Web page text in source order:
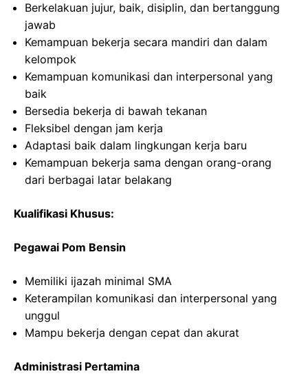
Berkelakuan jujur, baik, disiplin, dan bertanggung
jawab
Kemampuan bekerja secara mandiri dan dalam
kelompok
Kemampuan komunikasi dan interpersonal yang
baik
Bersedia bekerja di bawah tekanan
Fleksibel dengan jam kerja
Adaptasi baik dalam lingkungan kerja baru
Kemampuan bekerja sama dengan orang-orang
dari berbagai latar belakang
Kualifikasi Khusus:
Pegawai Pom Bensin
Memiliki ijazah minimal SMA
Keterampilan komunikasi dan interpersonal yang
unggul
Mampu bekerja dengan cepat dan akurat
Administrasi Pertamina